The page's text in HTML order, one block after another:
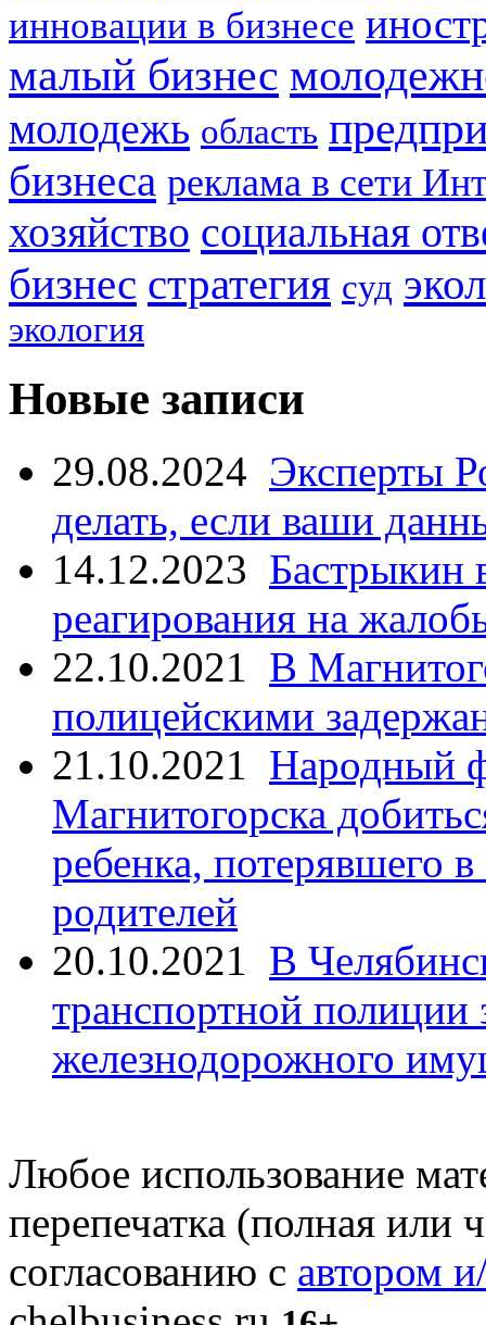
инновации в бизнесе
малый бизнес
молодежь область
бизнеса реклама в сети
хозяйство социальная
бизнес стратегия суд
экология
Новые записи
29.08.2024 Эксперты
делать, если ваши
14.12.2023 Бастрыкин
реагирования на
22.10.2021 В
полицейскими
21.10.2021 Народный
Магнитогорска
ребенка, потерявшего
родителей
20.10.2021 В
транспортной
железнодорожного
Любое использование
перепечатка (полная или
согласованию с автором